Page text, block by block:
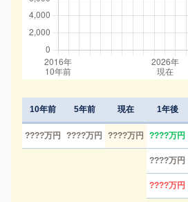
10年前 5年前 現在
????万円 ????万円 ????万円
1年後
????万円
????万円
????万円